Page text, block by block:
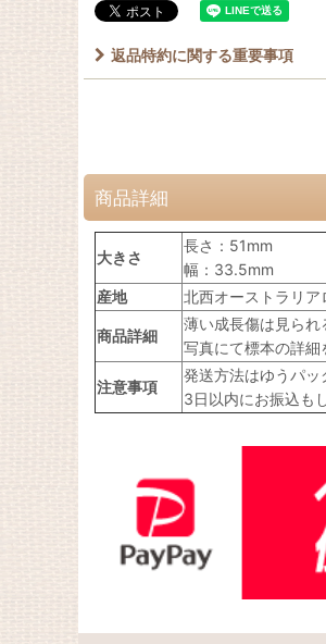
返品特約に関する重要事項
商品詳細
大きさ
長さ：51mm
幅：33.5mm
産地
北西オーストラリ
商品詳細
薄い成長傷は見られ
写真にて標本の詳細
注意事項
発送方法はゆうパッ
3日以内にお振込も